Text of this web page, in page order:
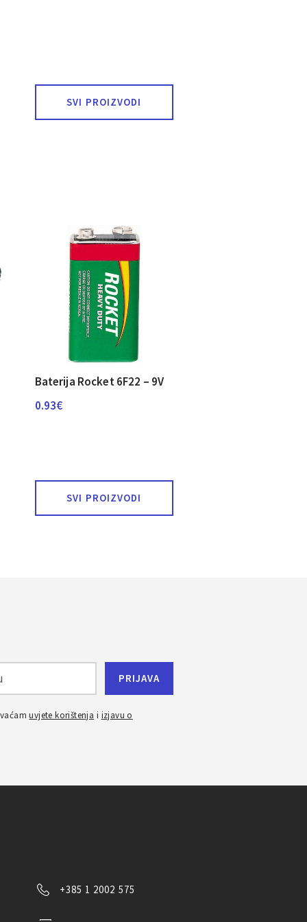
SVI PROIZVODI
Baterija Rocket 6F22 – 9V
0.93€
SVI PROIZVODI
uvjete korištenja i izjavu o
+385 1 2002 575